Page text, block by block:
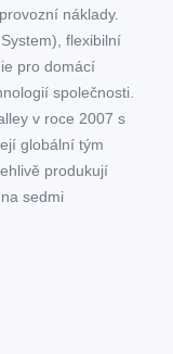
náklady.
flexibilní
pro domácí
společnosti.
v roce 2007 s
globální tým
produkují
sedmi